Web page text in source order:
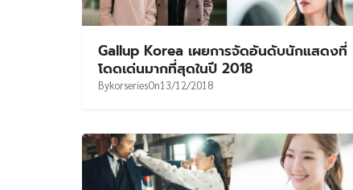
Gallup Korea เผยการจัดอันดับนักแสดงที่
โดดเด่นมากที่สุดในปี 2018
BykorseriesOn13/12/2018